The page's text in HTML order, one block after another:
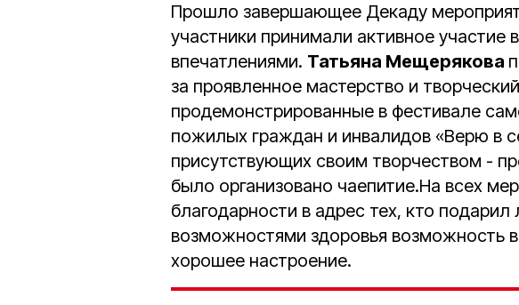
Прошло завершающее Декаду
участники принимали активное участие
впечатлениями. Татьяна Мещерякова
за проявленное мастерство и
продемонстрированные в фестивале
пожилых граждан и инвалидов «Верю в
присутствующих своим творчеством -
было организовано чаепитие.На всех
благодарности в адрес тех, кто
возможностями здоровья возможность
хорошее настроение.